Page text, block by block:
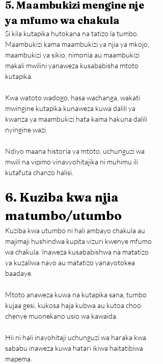
5. Maambukizi mengine nje
ya mfumo wa chakula
Si kila kutapika hutokana na tatizo la tumbo.
Maambukizi kama maambukizi ya njia ya mkojo,
maambukizi ya sikio, nimonia au maambukizi
makali mwilini yanaweza kusababisha mtoto
kutapika.
Kwa watoto wadogo, hasa wachanga, wakati
mwingine kutapika kunaweza kuwa dalili ya
kwanza ya maambukizi hata kama hakuna dalili
nyingine wazi.
Ndiyo maana historia ya mtoto, uchunguzi wa
mwili na vipimo vinavyohitajika ni muhimu ili
kutafuta chanzo halisi.
6. Kuziba kwa njia
matumbo/utumbo
Kuziba kwa utumbo ni hali ambayo chakula au
majimaji hushindwa kupita vizuri kwenye mfumo
wa chakula. Inaweza kusababishwa na matatizo
ya kuzaliwa nayo au matatizo yanayotokea
baadaye.
Mtoto anaweza kuwa na kutapika sana, tumbo
kujaa gesi, kukosa haja kubwa au kutoa choo
chenye muonekano usio wa kawaida.
Hii ni hali inayohitaji uchunguzi wa haraka kwa
sababu inaweza kuwa hatari ikiwa haitatibiwa
mapema.